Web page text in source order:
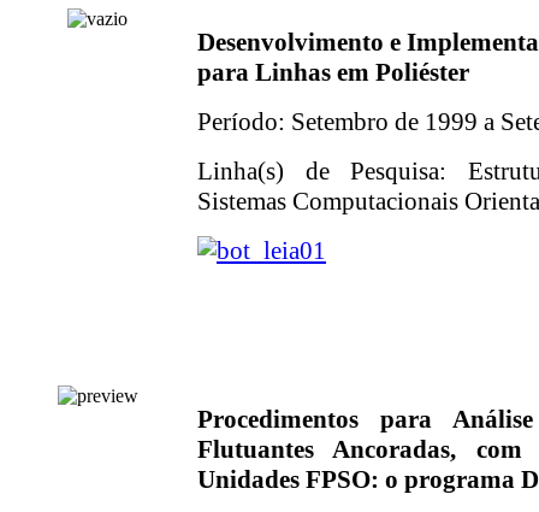
Desenvolvimento e
para Linhas em Poliéster
Período: Setembro de 1999 a
Linha(s) de Pesquisa:
Sistemas Computacionais
Procedimentos para
Flutuantes Ancoradas, com
Unidades FPSO: o programa